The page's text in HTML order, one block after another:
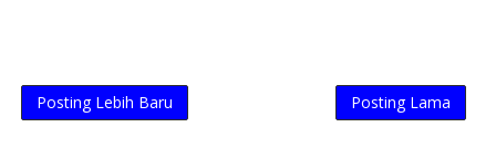
Posting Lebih Baru Posting Lama